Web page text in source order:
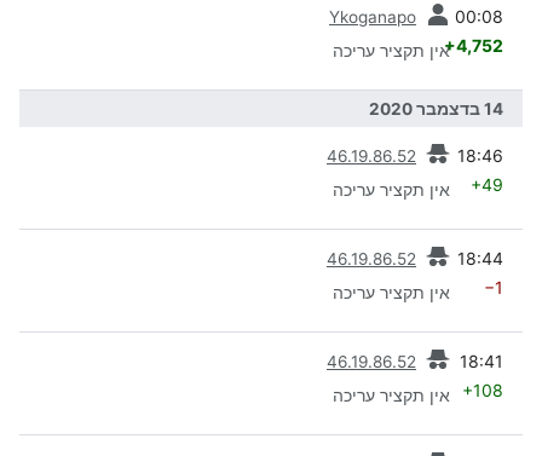
00:08
Ykoganapo
+4,752אין תקציר עריכה
14 בדצמבר 2020
18:46
46.19.86.52
+49 אין תקציר עריכה
18:44
46.19.86.52
−1 אין תקציר עריכה
18:41
46.19.86.52
+108 אין תקציר עריכה